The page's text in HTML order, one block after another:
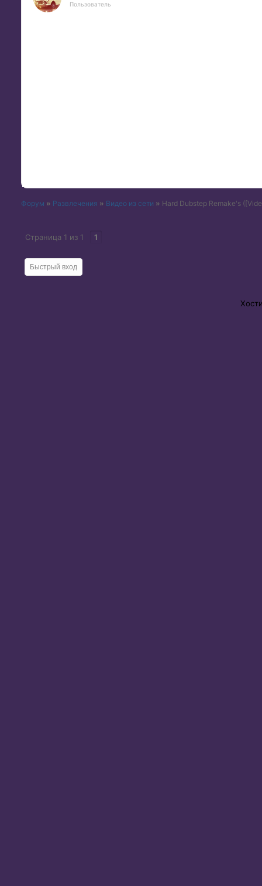
Пользователь
Форум » Развлечения » Видео из сети » Hard Dubstep Remake's
Страница 1 из 1 1